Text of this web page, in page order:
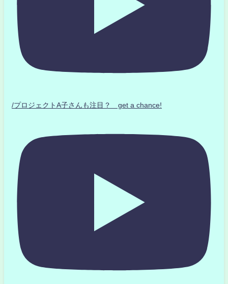
/プロジェクトA子さんも注目？ get a chance!